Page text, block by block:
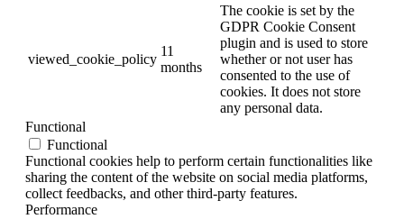
viewed_cookie_policy
11
months
The cookie is set by the
GDPR Cookie Consent
plugin and is used to store
whether or not user has
consented to the use of
cookies. It does not store
any personal data.
Functional
Functional
Functional cookies help to perform certain functionalities like
sharing the content of the website on social media platforms,
collect feedbacks, and other third-party features.
Performance